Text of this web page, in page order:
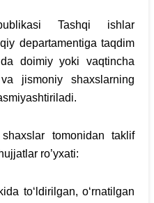
Tashqi ishlar
departamentiga taqdim
doimiy yoki vaqtincha
jismoniy shaxslarning
tomonidan taklif
ro’yxati:
to‘ldirilgan, o‘rnatilgan